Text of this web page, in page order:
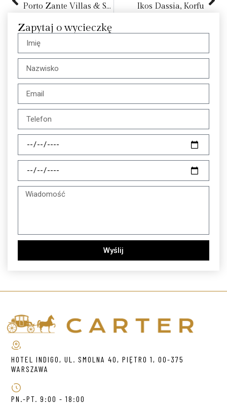
Porto Zante Villas & Spa
Ikos Dassia, Korfu
Zapytaj o wycieczkę
Wyślij
HOTEL INDIGO, UL. SMOLNA 40, PIĘTRO 1, 00-375
WARSZAWA
PN.-PT. 9:00 - 18:00